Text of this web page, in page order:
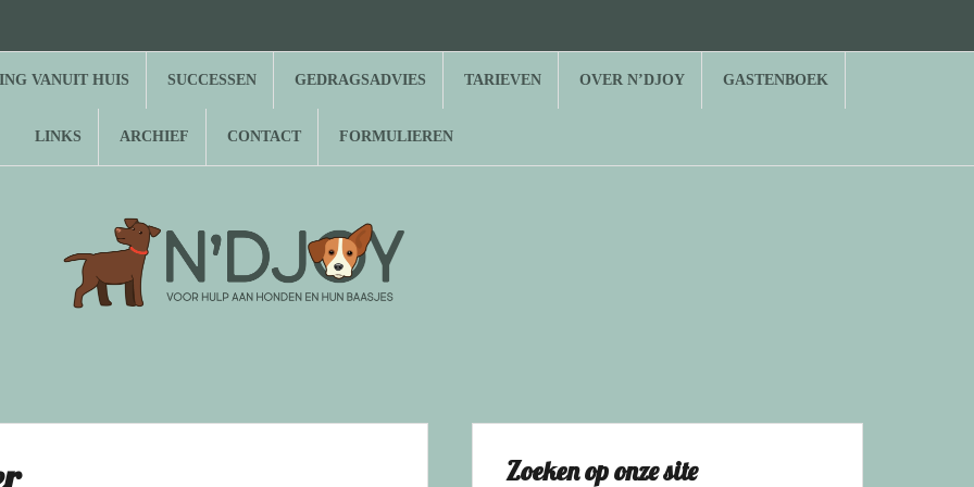
zoekt
baasje
vanuit
huis
N’Djoy
VANUIT HUIS SUCCESSEN GEDRAGSADVIES TARIEVEN OVER N’DJOY GASTENBOEK
LINKS ARCHIEF CONTACT FORMULIEREN
Zoeken op onze site